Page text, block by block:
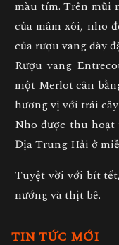
màu tím. Trên mũi
của mâm xôi, nho
của rượu vang dày
Rượu vang
một Merlotcân
hương vị với trái
Nho được thu
Địa Trung Hải ở
Tuyệt vời với bít
nướng và thịt bê.
TIN TỨC MỚI